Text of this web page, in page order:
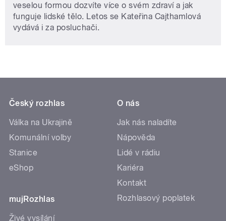
veselou formou dozvíte více o svém zdraví a jak
funguje lidské tělo. Letos se Kateřina Cajthamlová
vydává i za posluchači.
Český rozhlas
Válka na Ukrajině
Komunální volby
Stanice
eShop
mujRozhlas
Živé vysílání
O nás
Jak nás naladíte
Nápověda
Lidé v rádiu
Kariéra
Kontakt
Rozhlasový poplatek